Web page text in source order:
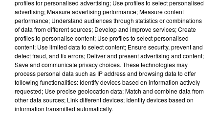
23 juillet 2026
INCENDIE MORTEL À LENS : UNE FEMME ET
SON BÉBÉ ENTRE LA VIE ET LA...
Un homme s'est immolé par le feu après avoir
aspergé sa compagne et leur bébé de trois mois
d'un liquide inflammable.
profiles for personalised advertising; Use profiles to select personalised
advertising; Measure advertising performance; Measure content
performance; Understand audiences through statistics or combinations
of data from different sources; Develop and improve services; Create
profiles to personalise content; Use profiles to select personalised
content; Use limited data to select content; Ensure security, prevent and
detect fraud, and fix errors; Deliver and present advertising and content;
Save and communicate privacy choices. These technologies may
process personal data such as IP address and browsing data to offer
following functionalities: Identify devices based on information actively
requested; Use precise geolocation data; Match and combine data from
other data sources; Link different devices; Identify devices based on
information transmitted automatically.